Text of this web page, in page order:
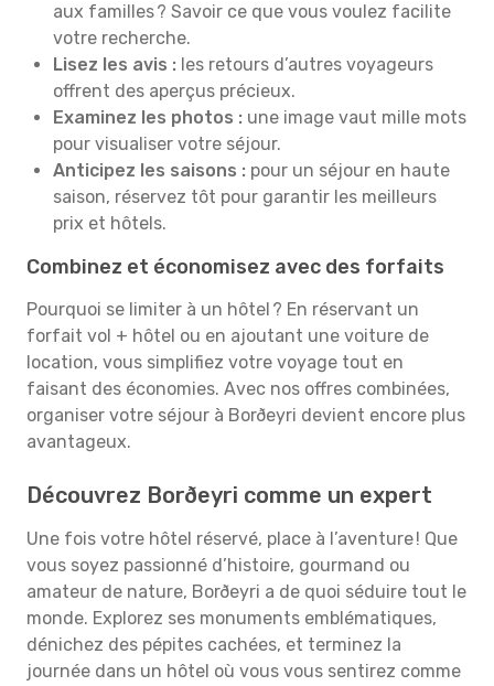
aux familles ? Savoir ce que vous voulez facilite
votre recherche.
Lisez les avis : les retours d’autres voyageurs
offrent des aperçus précieux.
Examinez les photos : une image vaut mille mots
pour visualiser votre séjour.
Anticipez les saisons : pour un séjour en haute
saison, réservez tôt pour garantir les meilleurs
prix et hôtels.
Combinez et économisez avec des forfaits
Pourquoi se limiter à un hôtel ? En réservant un
forfait vol + hôtel ou en ajoutant une voiture de
location, vous simplifiez votre voyage tout en
faisant des économies. Avec nos offres combinées,
organiser votre séjour à Borðeyri devient encore plus
avantageux.
Découvrez Borðeyri comme un expert
Une fois votre hôtel réservé, place à l’aventure ! Que
vous soyez passionné d’histoire, gourmand ou
amateur de nature, Borðeyri a de quoi séduire tout le
monde. Explorez ses monuments emblématiques,
dénichez des pépites cachées, et terminez la
journée dans un hôtel où vous vous sentirez comme